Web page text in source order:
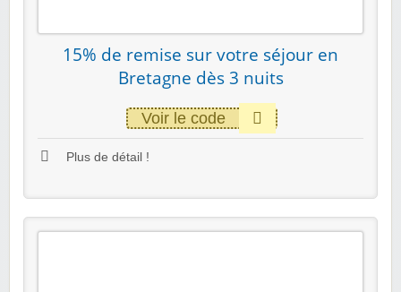
15% de remise sur votre séjour en
Bretagne dès 3 nuits
Voir le code
Plus de détail !